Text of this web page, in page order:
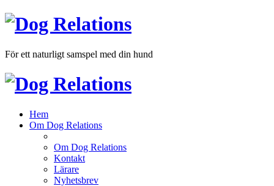
För ett naturligt samspel med din hund
Hem
Om Dog Relations
Om Dog Relations
Kontakt
Lärare
Nyhetsbrev